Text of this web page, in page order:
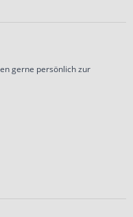
gerne persönlich zur